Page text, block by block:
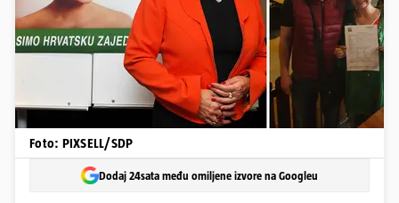
Foto: PIXSELL/SDP
Dodaj 24sata među omiljene izvore na Googleu